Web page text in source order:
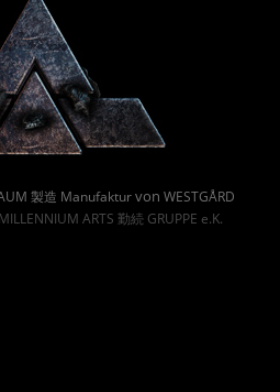
製造 Manufakturvon WESTGÅRD
MILLENNIUM ARTS 勤続 GRUPPE e.K.
By :